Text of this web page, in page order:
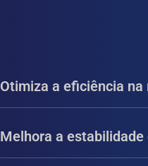
Otimiza a eficiência
Melhora a